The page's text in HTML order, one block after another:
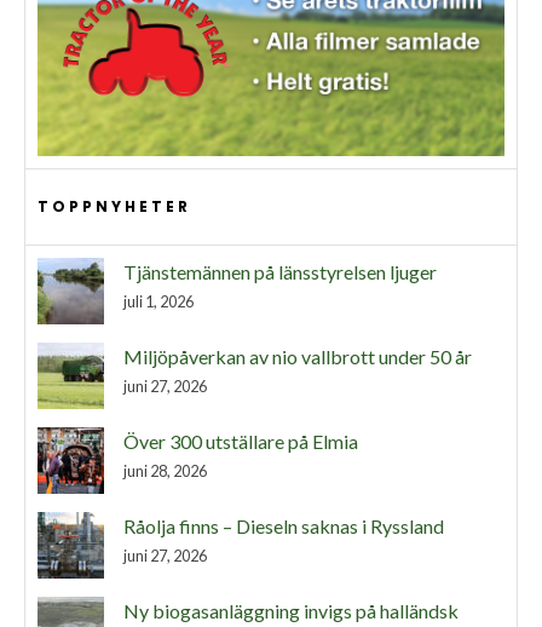
TOPPNYHETER
Tjänstemännen på länsstyrelsen ljuger
juli 1, 2026
Miljöpåverkan av nio vallbrott under 50 år
juni 27, 2026
Över 300 utställare på Elmia
juni 28, 2026
Råolja finns – Dieseln saknas i Ryssland
juni 27, 2026
Ny biogasanläggning invigs på halländsk